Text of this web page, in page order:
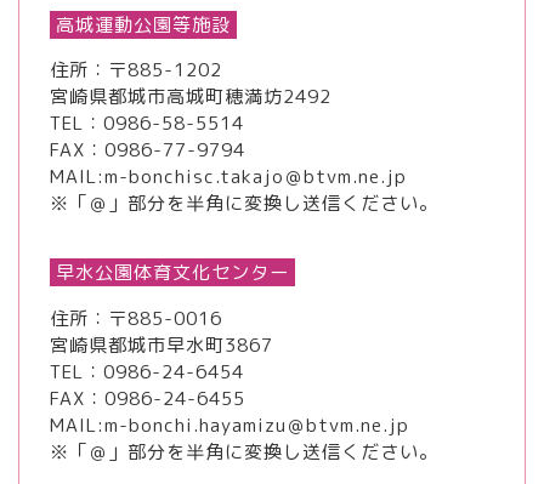
高城運動公園等施設
住所：〒885-1202
宮崎県都城市高城町穂満坊2492
TEL： 0986-58-5514
FAX：0986-77-9794
MAIL:m-bonchisc.takajo＠btvm.ne.jp
※「＠」部分を半角に変換し送信ください。
早水公園体育文化センター
住所：〒885-0016
宮崎県都城市早水町3867
TEL： 0986-24-6454
FAX：0986-24-6455
MAIL:m-bonchi.hayamizu＠btvm.ne.jp
※「＠」部分を半角に変換し送信ください。